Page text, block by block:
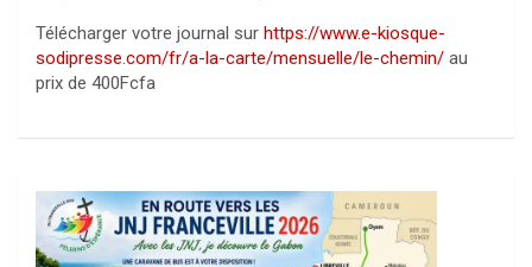
Télécharger votre journal sur https://www.e-kiosque-
sodipresse.com/fr/a-la-carte/mensuelle/le-chemin/ au
prix de 400Fcfa